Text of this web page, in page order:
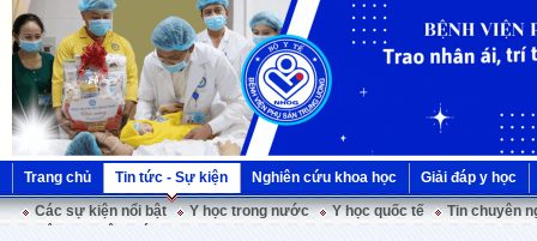
Trang chủ Tin tức - Sự kiện Nghiên cứu khoa học
Giải đáp y học
Các sự kiện nổi bật
Y học trong nước Y học quốc tế
Tin chuyên